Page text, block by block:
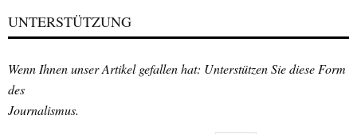
UNTERSTÜTZUNG
Wenn Ihnen unser Artikel gefallen hat: Unterstützen Sie diese Form
des
Journalismus.